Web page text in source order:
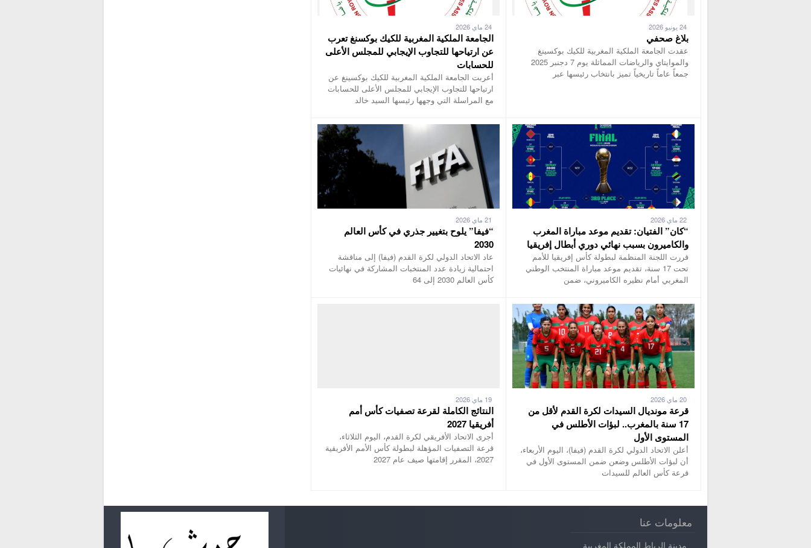
بلاغ صحفي
عقدت الجامعة الملكية المغربية للكيك بوكسينغ
والموايتاي والرياضات المماثلة يوم 7 دجنبر 2025
جمعاً عاماً تاريخياً تميز بانتخاب رئيسها عبر
الجامعة الملكية المغربية للكيك بوكسنغ تعرب
عن ارتياحها للتجاوب الإيجابي للمجلس الأعلى
للحسابات
أعربت الجامعة الملكية المغربية للكيك بوكسينغ عن
ارتياحها للتجاوب الإيجابي للمجلس الأعلى للحسابات
مع المراسلة التي وجهها رئيسها السيد خالد
“كان” الفتيان: تقديم موعد مباراة المغرب
والكاميرون بسبب نهائي دوري أبطال إفريقيا
قررت اللجنة المنظمة لبطولة كأس إفريقيا للأمم
تحت 17 سنة، تقديم موعد مباراة المنتخب الوطني
المغربي أمام نظيره الكاميروني، ضمن
“فيفا” يلوح بتغيير جذري في كأس العالم
2030
عاد الاتحاد الدولي لكرة القدم (فيفا) إلى مناقشة
احتمالية زيادة عدد المنتخبات المشاركة في نهائيات
كأس العالم 2030 إلى 64
قرعة مونديال السيدات لكرة القدم لأقل من
17 سنة بالمغرب.. لبؤات الأطلس في
المستوى الأول
أعلن الاتحاد الدولي لكرة القدم (فيفا)، اليوم الأربعاء،
أن لبؤات الأطلس وضعن ضمن المستوى الأول في
قرعة كأس العالم للسيدات
النتائج الكاملة لقرعة تصفيات كأس أمم
أفريقيا 2027
أجرى الاتحاد الأفريقي لكرة القدم، اليوم الثلاثاء،
قرعة التصفيات المؤهلة لبطولة كأس الأمم الأفريقية
2027، المقرر إقامتها صيف عام 2027
معلومات عنا
مدينة الرباط المملكة المغربية